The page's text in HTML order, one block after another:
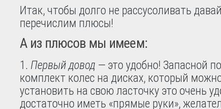
Итак, чтобы долго не рассусоливать
перечислим плюсы!
А из плюсов мы имеем:
Первый довод — это удобно! Запасной
комплект колес на дисках, который
установить на свою ласточку это очень
достаточно иметь «прямые руки»,